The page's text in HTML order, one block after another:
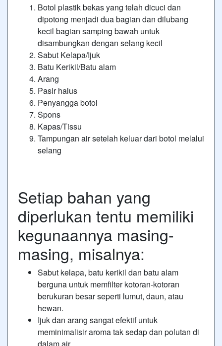
Botol plastik bekas yang telah dicuci dan
dipotong menjadi dua bagian dan dilubang
kecil bagian samping bawah untuk
disambungkan dengan selang kecil
Sabut Kelapa/Ijuk
Batu Kerikil/Batu alam
Arang
Pasir halus
Penyangga botol
Spons
Kapas/Tissu
Tampungan air setelah keluar dari botol melalui
selang
Setiap bahan yang
diperlukan tentu memiliki
kegunaannya masing-
masing, misalnya:
Sabut kelapa, batu kerikil dan batu alam
berguna untuk memfilter kotoran-kotoran
berukuran besar seperti lumut, daun, atau
hewan.
Ijuk dan arang sangat efektif untuk
meminimalisir aroma tak sedap dan polutan di
dalam air.